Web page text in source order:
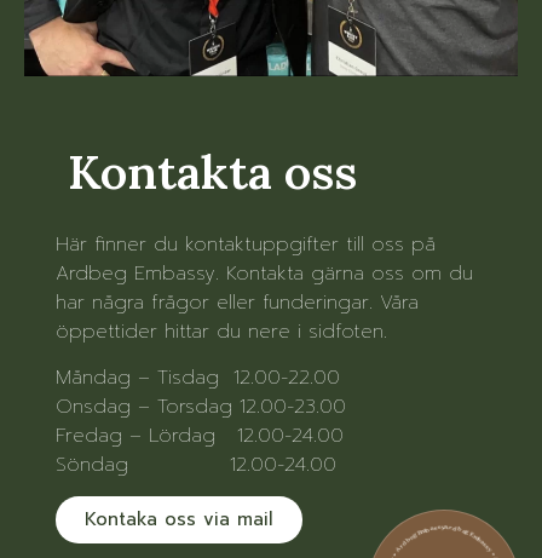
Kontakta oss
Här finner du kontaktuppgifter till oss på
Ardbeg Embassy. Kontakta gärna oss om du
har några frågor eller funderingar. Våra
öppettider hittar du nere i sidfoten.
Måndag – Tisdag 12.00-22.00
Onsdag – Torsdag 12.00-23.00
Fredag – Lördag 12.00-24.00
Söndag 12.00-24.00
Kontaka oss via mail